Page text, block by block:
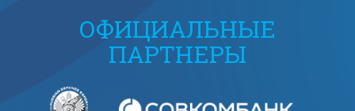
ОФИЦИАЛЬНЫЕ
ПАРТНЕРЫ